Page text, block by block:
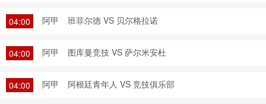
04:00 阿甲 班菲尔德 VS 贝尔格拉诺
04:00 阿甲 图库曼竞技 VS 萨尔米安杜
04:00 阿甲 阿根廷青年人 VS 竞技俱乐部